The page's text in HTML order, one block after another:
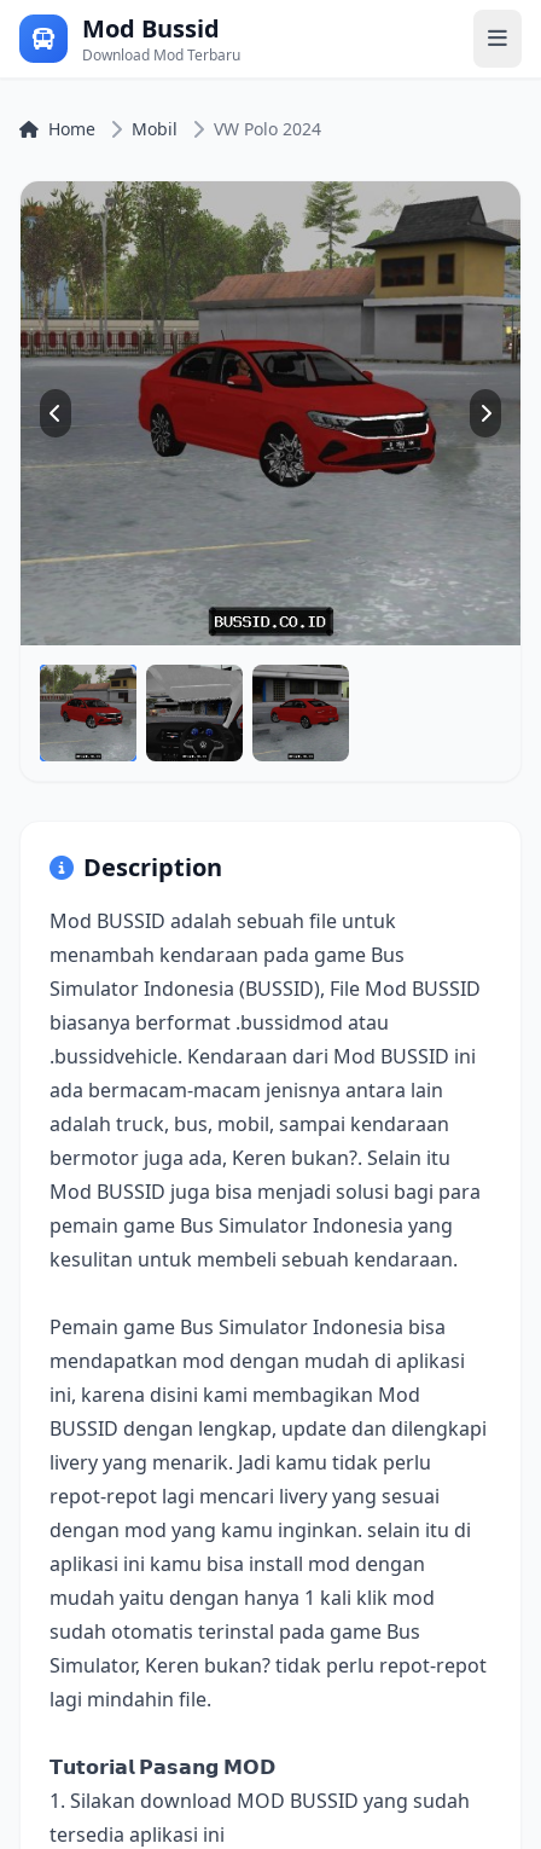
Mod Bussid
Download Mod Terbaru
Home Mobil VW Polo 2024
Description
Mod BUSSID adalah sebuah file untuk
menambah kendaraan pada game Bus
Simulator Indonesia (BUSSID), File Mod BUSSID
biasanya berformat .bussidmod atau
.bussidvehicle. Kendaraan dari Mod BUSSID ini
ada bermacam-macam jenisnya antara lain
adalah truck, bus, mobil, sampai kendaraan
bermotor juga ada, Keren bukan?. Selain itu
Mod BUSSID juga bisa menjadi solusi bagi para
pemain game Bus Simulator Indonesia yang
kesulitan untuk membeli sebuah kendaraan.
Pemain game Bus Simulator Indonesia bisa
mendapatkan mod dengan mudah di aplikasi
ini, karena disini kami membagikan Mod
BUSSID dengan lengkap, update dan dilengkapi
livery yang menarik. Jadi kamu tidak perlu
repot-repot lagi mencari livery yang sesuai
dengan mod yang kamu inginkan. selain itu di
aplikasi ini kamu bisa install mod dengan
mudah yaitu dengan hanya 1 kali klik mod
sudah otomatis terinstal pada game Bus
Simulator, Keren bukan? tidak perlu repot-repot
lagi mindahin file.
𝗧𝘂𝘁𝗼𝗿𝗶𝗮𝗹 𝗣𝗮𝘀𝗮𝗻𝗴 𝗠𝗢𝗗
1. Silakan download MOD BUSSID yang sudah
tersedia aplikasi ini